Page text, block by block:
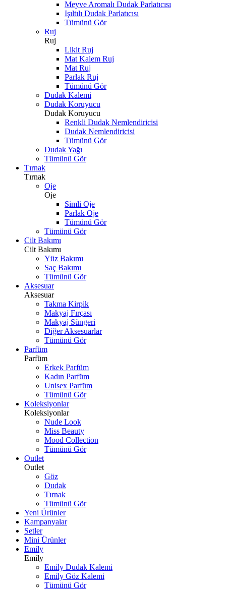
Meyve Aromalı Dudak Parlatıcısı
Işıltılı Dudak Parlatıcısı
Tümünü Gör
Ruj
Ruj
Likit Ruj
Mat Kalem Ruj
Mat Ruj
Parlak Ruj
Tümünü Gör
Dudak Kalemi
Dudak Koruyucu
Dudak Koruyucu
Renkli Dudak Nemlendiricisi
Dudak Nemlendiricisi
Tümünü Gör
Dudak Yağı
Tümünü Gör
Tırnak
Tırnak
Oje
Oje
Simli Oje
Parlak Oje
Tümünü Gör
Tümünü Gör
Cilt Bakımı
Cilt Bakımı
Yüz Bakımı
Saç Bakımı
Tümünü Gör
Aksesuar
Aksesuar
Takma Kirpik
Makyaj Fırçası
Makyaj Süngeri
Diğer Aksesuarlar
Tümünü Gör
Parfüm
Parfüm
Erkek Parfüm
Kadın Parfüm
Unisex Parfüm
Tümünü Gör
Koleksiyonlar
Koleksiyonlar
Nude Look
Miss Beauty
Mood Collection
Tümünü Gör
Outlet
Outlet
Göz
Dudak
Tırnak
Tümünü Gör
Yeni Ürünler
Kampanyalar
Setler
Mini Ürünler
Emily
Emily
Emily Dudak Kalemi
Emily Göz Kalemi
Tümünü Gör